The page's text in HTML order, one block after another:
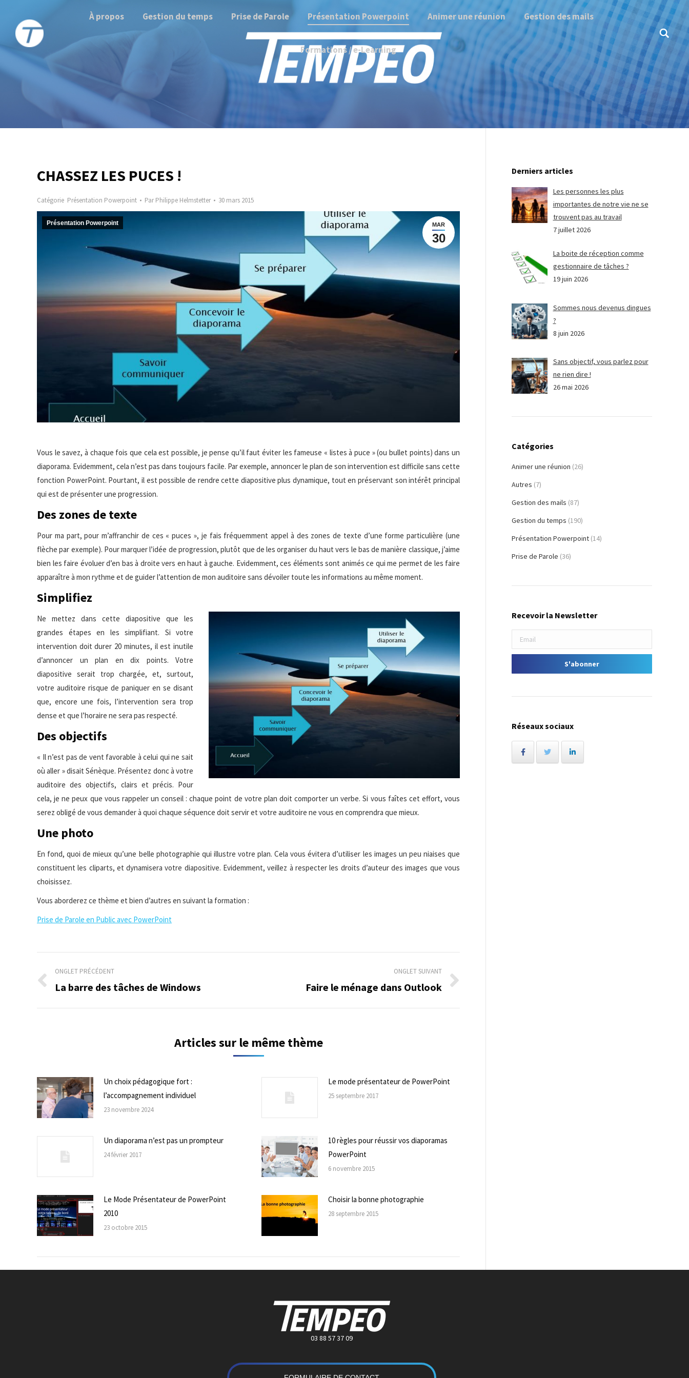
À propos Gestion du temps Prise de Parole Présentation Powerpoint Animer une réunion Gestion des mails
Formations / e-Learning
Search:
CHASSEZ LES PUCES !
Catégorie Présentation Powerpoint ParPhilippe Helmstetter 30 mars 2015
MAR
30
Présentation Powerpoint
Vous le savez, à chaque fois que cela est possible, je pense qu’il faut éviter les fameuse « listes à puce » (ou bullet points) dans un
diaporama. Evidemment, cela n’est pas dans toujours facile. Par exemple, annoncer le plan de son intervention est difficile sans cette
fonction PowerPoint. Pourtant, il est possible de rendre cette diapositive plus dynamique, tout en préservant son intérêt principal
qui est de présenter une progression.
Des zones de texte
Pour ma part, pour m’affranchir de ces « puces », je fais fréquemment appel à des zones de texte d’une forme particulière (une
flèche par exemple). Pour marquer l’idée de progression, plutôt que de les organiser du haut vers le bas de manière classique, j’aime
bien les faire évoluer d’en bas à droite vers en haut à gauche. Evidemment, ces éléments sont animés ce qui me permet de les faire
apparaître à mon rythme et de guider l’attention de mon auditoire sans dévoiler toute les informations au même moment.
Simplifiez
Ne mettez dans cette diapositive que les
grandes étapes en les simplifiant. Si votre
intervention doit durer 20 minutes, il est inutile
d’annoncer un plan en dix points. Votre
diapositive serait trop chargée, et, surtout,
votre auditoire risque de paniquer en se disant
que, encore une fois, l’intervention sera trop
dense et que l’horaire ne sera pas respecté.
Des objectifs
« Il n’est pas de vent favorable à celui qui ne sait
où aller » disait Sénèque. Présentez donc à votre
auditoire des objectifs, clairs et précis. Pour
cela, je ne peux que vous rappeler un conseil : chaque point de votre plan doit comporter un verbe. Si vous faîtes cet effort, vous
serez obligé de vous demander à quoi chaque séquence doit servir et votre auditoire ne vous en comprendra que mieux.
Une photo
En fond, quoi de mieux qu’une belle photographie qui illustre votre plan. Cela vous évitera d’utiliser les images un peu niaises que
constituent les cliparts, et dynamisera votre diapositive. Evidemment, veillez à respecter les droits d’auteur des images que vous
choisissez.
Vous aborderez ce thème et bien d’autres en suivant la formation :
Prise de Parole en Public avec PowerPoint
Navigation
de
commentaire
ONGLET PRÉCÉDENT
Onglet
La barre des tâches de Windows
ONGLET SUIVANT
Faire le ménage dans Outlook
Articles sur le même thème
Un choix pédagogique fort :
l’accompagnement individuel
23 novembre 2024
Le mode présentateur de PowerPoint
25 septembre 2017
Un diaporama n’est pas un prompteur
24 février 2017
10 règles pour réussir vos diaporamas
PowerPoint
6 novembre 2015
Le Mode Présentateur de PowerPoint
2010
23 octobre 2015
Choisir la bonne photographie
28 septembre 2015
Derniers articles
Les personnes les plus
importantes de notre vie ne se
trouvent pas au travail
7 juillet 2026
La boite de réception comme
gestionnaire de tâches ?
19 juin 2026
Sommes nous devenus dingues
?
8 juin 2026
Sans objectif, vous parlez pour
ne rien dire !
26 mai 2026
Catégories
Animer une réunion (26)
Autres (7)
Gestion des mails (87)
Gestion du temps (190)
Présentation Powerpoint (14)
Prise de Parole (36)
Recevoir la Newsletter
Réseaux sociaux
03 88 57 37 09